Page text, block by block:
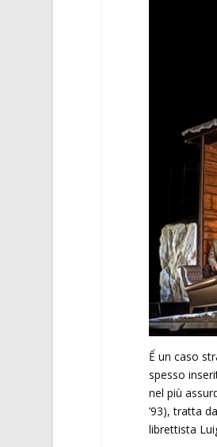
Ể un caso
spesso
nel più
’93), tratta
librettista